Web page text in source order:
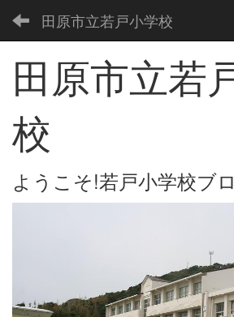
田原市立若戸小学校
田原市立若
校
ようこそ!若戸小学校ブ